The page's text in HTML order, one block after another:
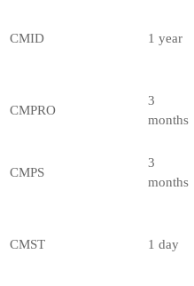
CMID 1 year
CMPRO
3
months
CMPS
3
months
CMST 1 day